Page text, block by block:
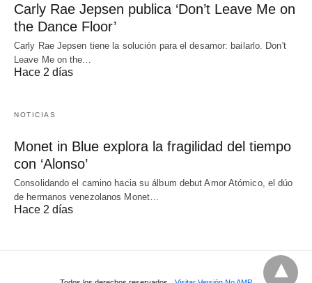
Carly Rae Jepsen publica ‘Don’t Leave Me on
the Dance Floor’
Carly Rae Jepsen tiene la solución para el desamor: bailarlo. Don't
Leave Me on the…
Hace 2 días
NOTICIAS
Monet in Blue explora la fragilidad del tiempo
con ‘Alonso’
Consolidando el camino hacia su álbum debut Amor Atómico, el dúo
de hermanos venezolanos Monet…
Hace 2 días